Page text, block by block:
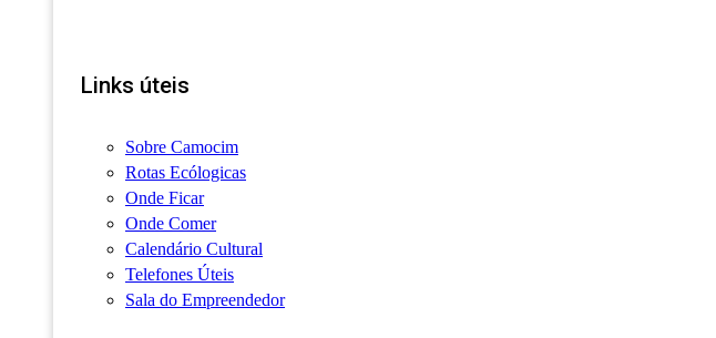
Links úteis
Sobre Camocim
Rotas Ecólogicas
Onde Ficar
Onde Comer
Calendário Cultural
Telefones Úteis
Sala do Empreendedor